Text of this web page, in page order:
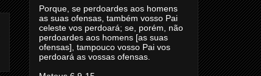
Porque, se perdoardes aos homens
as suas ofensas, também vosso Pai
celeste vos perdoará; se, porém, não
perdoardes aos homens [as suas
ofensas], tampouco vosso Pai vos
perdoará as vossas ofensas.